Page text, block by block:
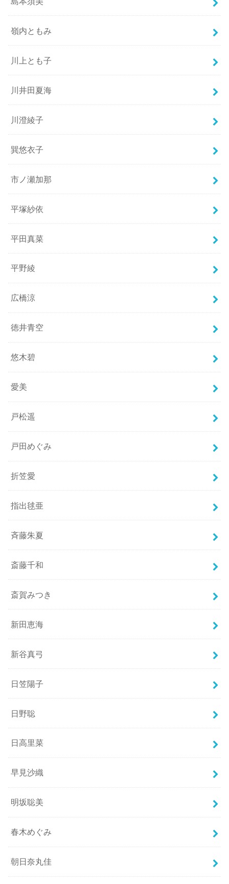
嶺内ともみ
川上とも子
川井田夏海
川澄綾子
巽悠衣子
市ノ瀬加那
平塚紗依
平田真菜
平野綾
広橋涼
徳井青空
悠木碧
愛美
戸松遥
戸田めぐみ
折笠愛
指出毬亜
斉藤朱夏
斎藤千和
斎賀みつき
新田恵海
新谷真弓
日笠陽子
日野聡
日高里菜
早見沙織
明坂聡美
春木めぐみ
朝日奈丸佳